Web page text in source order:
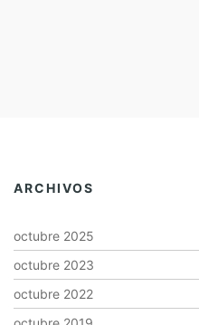
ARCHIVOS
octubre 2025
octubre 2023
octubre 2022